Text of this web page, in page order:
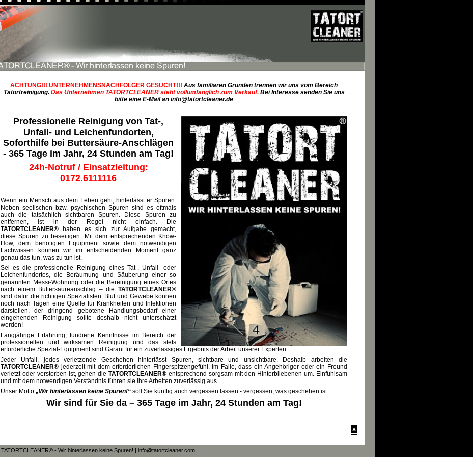
ACHTUNG!!! UNTERNEHMENSNACHFOLGER GESUCHT!!! Aus familiären Gründen trennen wir uns vom Bereich
Tatortreinigung. Das Unternehmen TATORTCLEANER steht vollumfänglich zum Verkauf.Bei Interesse senden Sie uns
bitte eine E-Mail an info@tatortcleaner.de
Professionelle Reinigung von Tat-,
Unfall- und Leichenfundorten,
Soforthilfe bei Buttersäure-Anschlägen
- 365 Tage im Jahr, 24 Stunden am Tag!
24h-Notruf / Einsatzleitung:
0172.6111116
Wenn ein Mensch aus dem Leben geht, hinterlässt er Spuren.
Neben seelischen bzw. psychischen Spuren sind es oftmals
auch die tatsächlich sichtbaren Spuren. Diese Spuren zu
entfernen, ist in der Regel nicht einfach. Die
TATORTCLEANER® haben es sich zur Aufgabe gemacht,
diese Spuren zu beseitigen. Mit dem entsprechenden Know-
How, dem benötigten Equipment sowie dem notwendigen
Fachwissen können wir im entscheidenden Moment ganz
genau das tun, was zu tun ist.
Sei es die professionelle Reinigung eines Tat-, Unfall- oder
Leichenfundortes, die Beräumung und Säuberung einer so
genannten Messi-Wohnung oder die Bereinigung eines Ortes
nach einem Buttersäureanschlag – die TATORTCLEANER®
sind dafür die richtigen Spezialisten. Blut und Gewebe können
noch nach Tagen eine Quelle für Krankheiten und Infektionen
darstellen, der dringend gebotene Handlungsbedarf einer
eingehenden Reinigung sollte deshalb nicht unterschätzt
werden!
Langjährige Erfahrung, fundierte Kenntnisse im Bereich der
professionellen und wirksamen Reinigung und das stets
erforderliche Spezial-Equipment sind Garant für ein zuverlässiges Ergebnis der Arbeit unserer Experten.
Jeder Unfall, jedes verletzende Geschehen hinterlässt Spuren, sichtbare und unsichtbare. Deshalb arbeiten die
TATORTCLEANER® jederzeit mit dem erforderlichen Fingerspitzengefühl. Im Falle, dass ein Angehöriger oder ein Freund
verletzt oder verstorben ist, gehen dieTATORTCLEANER® entsprechend sorgsam mit den Hinterbliebenen um. Einfühlsam
und mit dem notwendigen Verständnis führen sie ihre Arbeiten zuverlässig aus.
Unser Motto „Wir hinterlassen keine Spuren!“ soll Sie künftig auch vergessen lassen - vergessen, was geschehen ist.
Wir sind für Sie da – 365 Tage im Jahr, 24 Stunden am Tag!
TATORTCLEANER® - Wir hinterlassen keine Spuren! | info@tatortcleaner.com